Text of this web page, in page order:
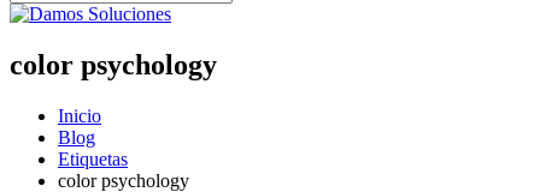
color psychology
Inicio
Blog
Etiquetas
color psychology